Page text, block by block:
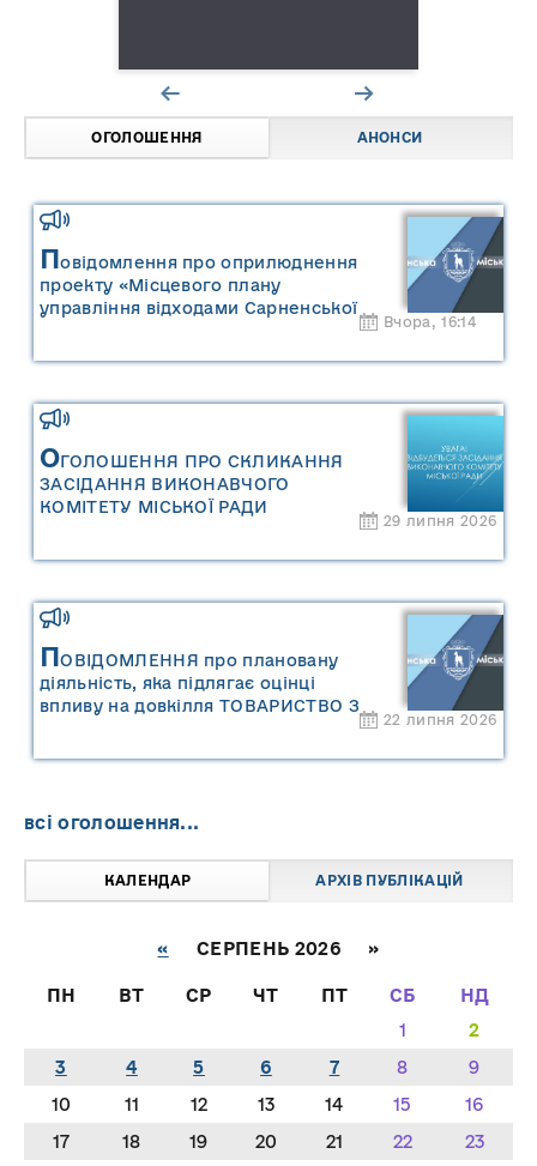
ОГОЛОШЕННЯ АНОНСИ
Повідомлення про оприлюднення
проекту «Місцевого плану
управління відходами Сарненської
міської територіальної громади» та
управління відходами Сарненської
міської територіальної громади»
Вчора, 16:14
ОГОЛОШЕННЯ ПРО СКЛИКАННЯ
ЗАСІДАННЯ ВИКОНАВЧОГО
КОМІТЕТУ МІСЬКОЇ РАДИ
29 липня 2026
ПОВІДОМЛЕННЯ про плановану
діяльність, яка підлягає оцінці
впливу на довкілля ТОВАРИСТВО З
22 липня 2026
всі оголошення...
КАЛЕНДАР АРХІВ ПУБЛІКАЦІЙ
« СЕРПЕНЬ 2026 »
ПН ВТ СР ЧТ ПТ СБ
НД
1
2
3
4 5 6 7 8
9
10
11 12 13 14 15
16
17
18 19 20 21 22
23